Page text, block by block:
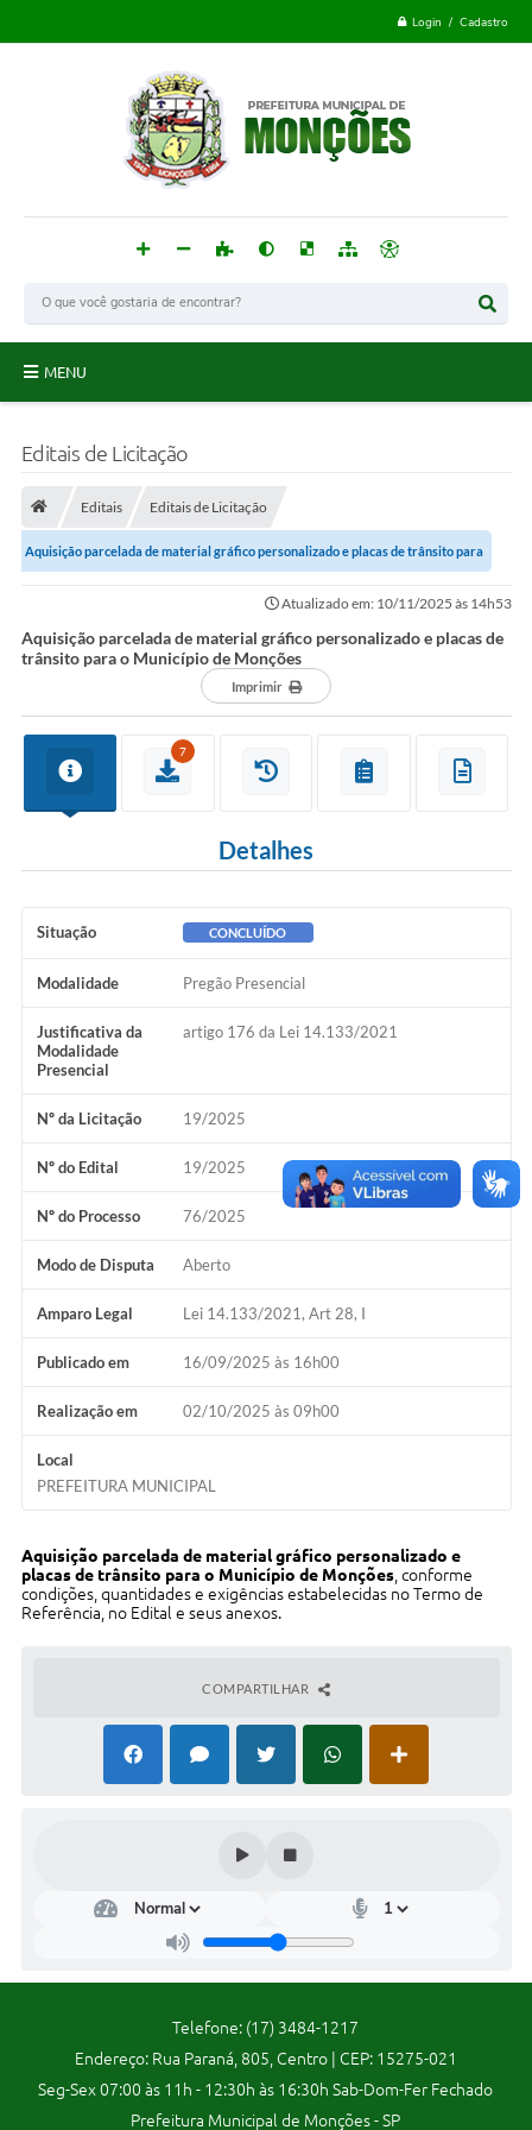
Login / Cadastro
MENU
Notícias
Serviços Online IPTU-ISS-ITBI
Nota Fiscal Eletrônia Nfseweb
Tribunal de Contas TCESP
Concursos Públicos
Lei Aldir Blanc
Horários Médicos e Odontológicos
Plano Municipal de Educação
Conselho Municipal de Meio Ambiente
Regime Jurídico
Horários da Piscina Aquecida
Galeria de Fotos
Turismo
Arquivos para Download
Contas Públicas
Serviços Online
Editais de Licitação
Editais Editais de Licitação
Aquisição parcelada de material gráfico personalizado e placas de trânsito para
Atualizado em: 10/11/2025 às 14h53
Aquisição parcelada de material gráfico personalizado e placas de
trânsito para o Município de Monções
Imprimir
7
Detalhes
Situação CONCLUÍDO
Modalidade Pregão Presencial
Justificativa da
Modalidade
Presencial
artigo 176 da Lei 14.133/2021
Nº da Licitação 19/2025
Nº do Edital 19/2025
Nº do Processo 76/2025
Modo de Disputa Aberto
Amparo Legal Lei 14.133/2021, Art 28, I
Publicado em 16/09/2025 às 16h00
Realização em 02/10/2025 às 09h00
Local
PREFEITURA MUNICIPAL
Aquisição parcelada de material gráfico personalizado e
placas de trânsito para o Município de Monções, conforme
condições, quantidades e exigências estabelecidas no Termo de
Referência, no Edital e seus anexos.
COMPARTILHAR
Telefone: (17) 3484-1217
Endereço: Rua Paraná, 805, Centro | CEP: 15275-021
Seg-Sex 07:00 às 11h - 12:30h às 16:30h Sab-Dom-Fer Fechado
Prefeitura Municipal de Monções - SP